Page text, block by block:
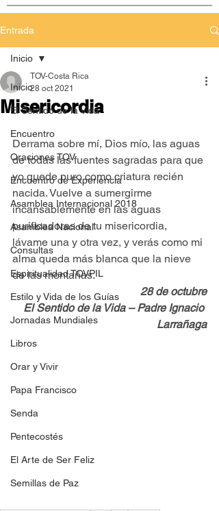
Entrada
Inicio
El Sentido de la Vida
Encuentro
Oraciones TOV
Encuentro de Experiencia
Asamblea Internacional 2018
Asamblea Nacional
Consultas
Espiritualidad TOVPIL
Estilo y Vida de los Guías
Jornadas Mundiales
Libros
Orar y Vivir
Papa Francisco
Senda
Pentecostés
El Arte de Ser Feliz
Semillas de Paz
Inicio
Misericordia
TOV-Costa Rica
28 oct 2021
Derrama sobre mí, Dios mío, las aguas
de todas las fuentes sagradas para que
yo quede puro como criatura recién
nacida. Vuelve a sumergirme
incansablemente en las aguas
purificadoras de tu misericordia,
lávame una y otra vez, y verás como mi
alma queda más blanca que la nieve
de las montañas.
28 de octubre
El Sentido de la Vida – Padre Ignacio
Larrañaga